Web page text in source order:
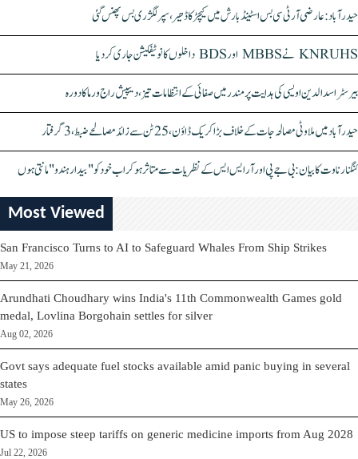
حیدرآباد: عارضی آر ٹی سی بس اسٹینڈ بارش میں کیچڑ کا ڈھیر، سپر لگژری بس پھنس گئی
KNRUHS نے MBBS اور BDS داخلوں کا نوٹیفکیشن جاری کر دیا
بیرسٹر اسدالدین اویسی کی ہدایت پر مندر میں صفائی کے انتظامات تیز، دیپیش راج ورما کا دورہ
حیدرآباد میں ملاوٹی مصالحہ جات کے خلاف بڑا کریک ڈاؤن، 25 ٹن سے زائد مصالحے ضبط، 3 گرفتار
کنگنا رناوت کا بیان: بی جے پی اور آر ایس ایس کے نظریات سے متاثر ہو کر اب خود کو "بیدار ہندو" مانتی ہوں
Most Viewed
San Francisco Turns to AI to Safeguard Whales From Ship Strikes
May 21, 2026
Arundhati Choudhary wins India's 11th Commonwealth Games gold
medal, Lovlina Borgohain settles for silver
Aug 02, 2026
Govt says adequate fuel stocks available amid panic buying in several
states
May 26, 2026
US to impose steep tariffs on generic medicine imports from Aug 2028
Jul 22, 2026